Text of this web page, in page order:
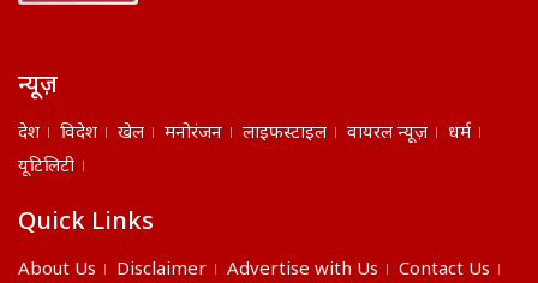
न्यूज़
देश विदेश खेल मनोरंजन लाइफस्टाइल वायरल न्यूज़
धर्म
यूटिलिटी
Quick Links
About Us Disclaimer Advertise with Us Contact Us